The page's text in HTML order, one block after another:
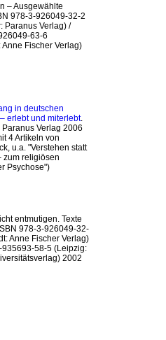
– Ausgewählte
978-3-926049-32-2
Paranus Verlag) /
63-6
Anne Fischer Verlag)
in deutschen
erlebt und miterlebt.
Paranus Verlag 2006
4 Artikeln von
u.a. "Verstehen statt
zum religiösen
Psychose")
entmutigen. Texte
978-3-926049-32-
Anne Fischer Verlag)
935693-58-5 (Leipzig:
2002